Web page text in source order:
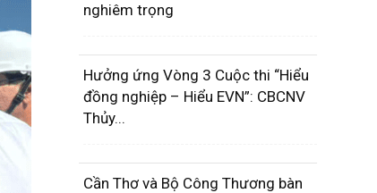
nghiêm trọng
Hưởng ứng Vòng 3 Cuộc thi “Hiểu
đồng nghiệp – Hiểu EVN”: CBCNV
Thủy...
Cần Thơ và Bộ Công Thương bàn